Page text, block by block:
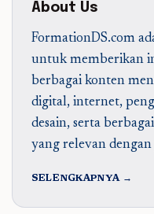
About Us
FormationDS.com
untuk memberikan
berbagai konten
digital, internet,
desain, serta
yang relevan
SELENGKAPNYA →